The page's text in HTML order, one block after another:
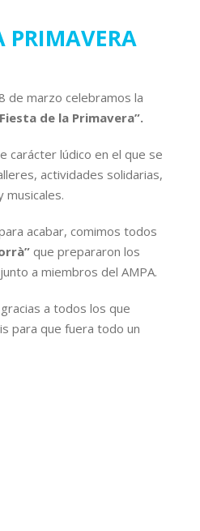
PRIMAVERA
de marzo celebramos la
de la Primavera”.
carácter lúdico en el que se
actividades solidarias,
musicales.
acabar, comimos todos
que prepararon los
a miembros del AMPA.
a todos los que
para que fuera todo un